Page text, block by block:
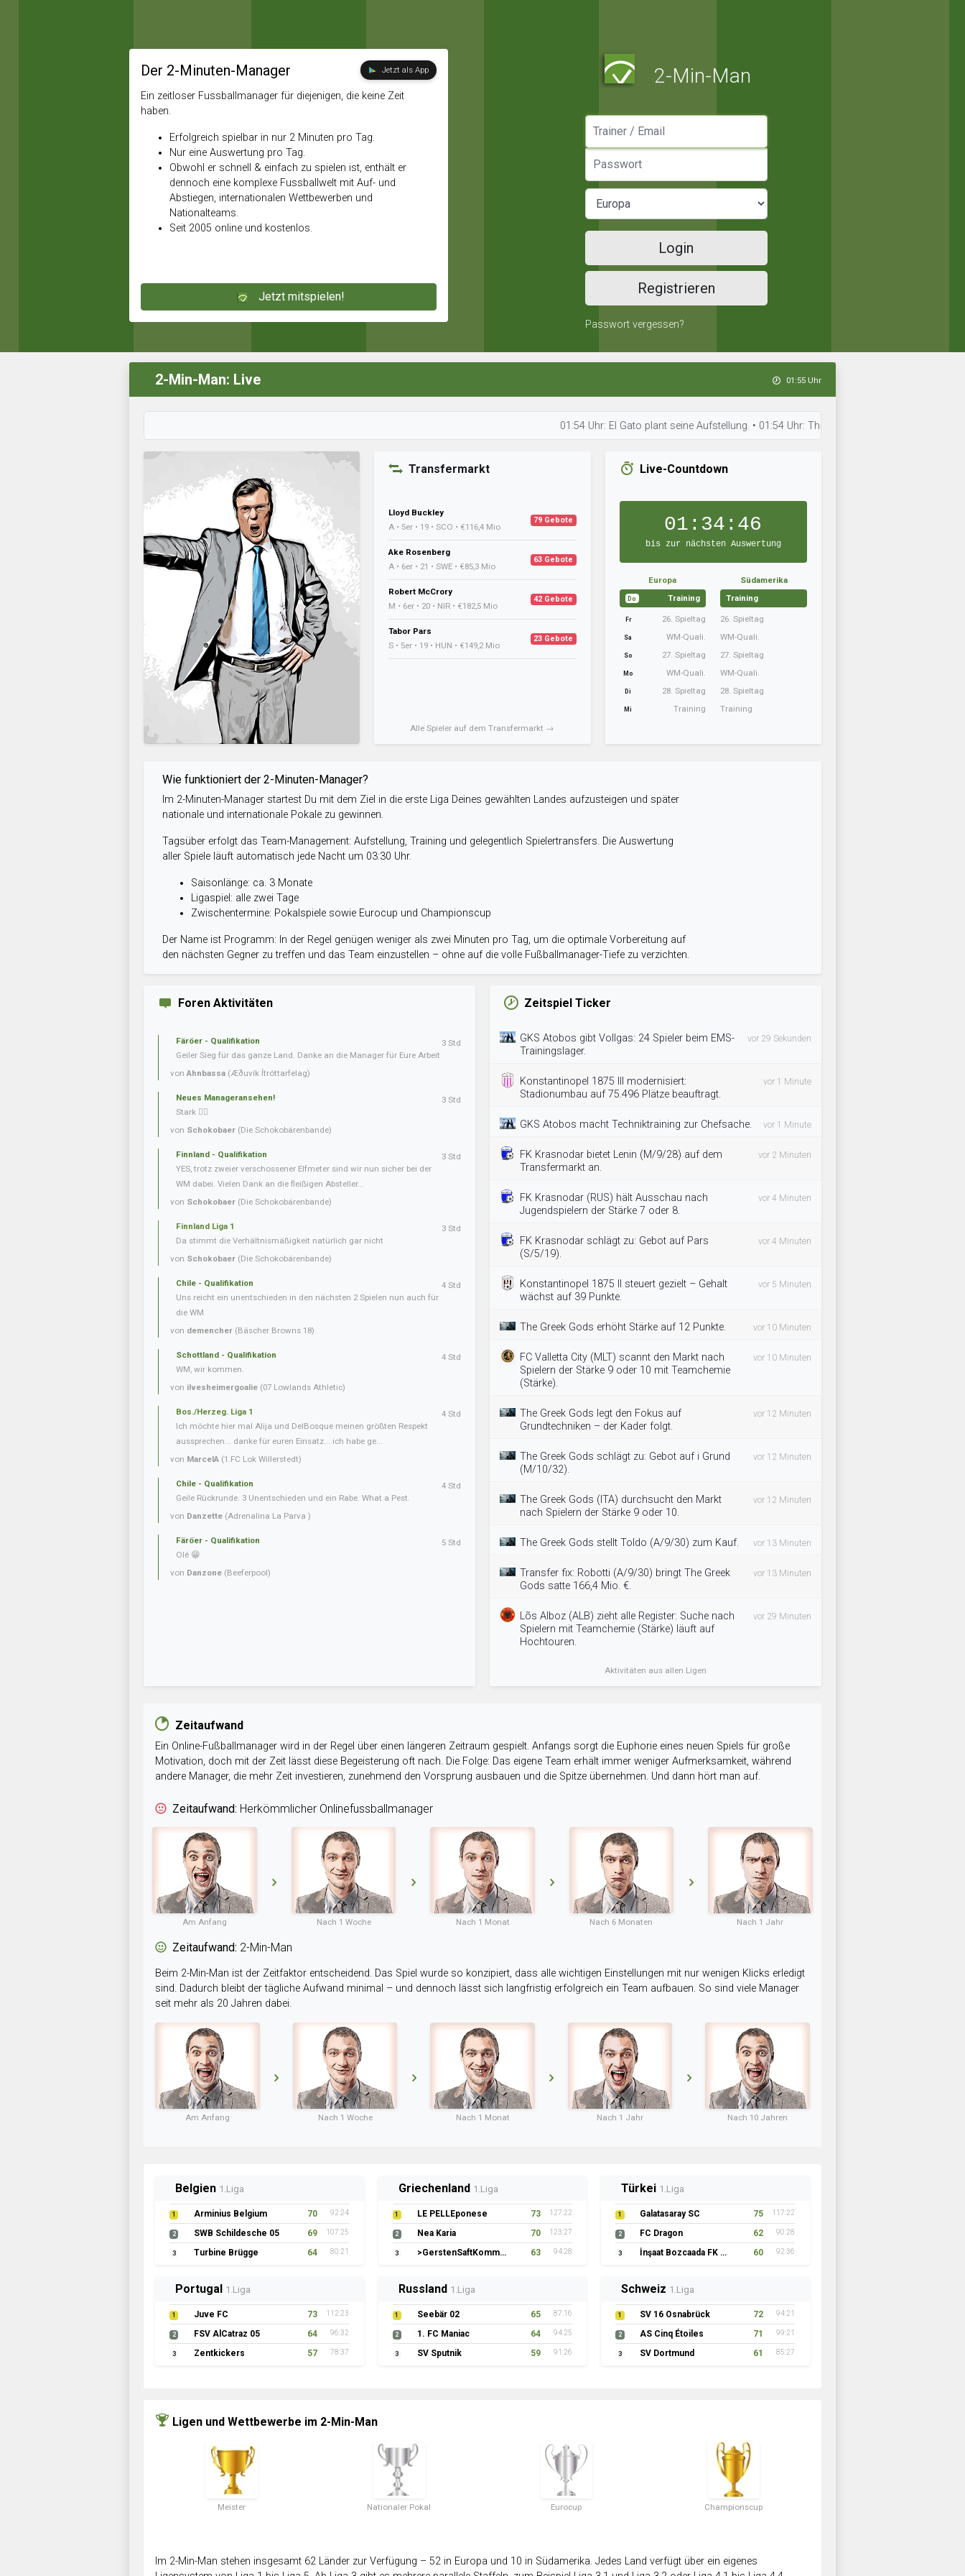
Der 2-Minuten-Manager Jetzt als App
Ein zeitloser Fussballmanager für diejenigen, die keine Zeit
haben.
Erfolgreich spielbar in nur 2 Minuten pro Tag.
Nur eine Auswertung pro Tag.
Obwohl er schnell & einfach zu spielen ist, enthält er
dennoch eine komplexe Fussballwelt mit Auf- und
Abstiegen, internationalen Wettbewerben und
Nationalteams.
Seit 2005 online und kostenlos.
Jetzt mitspielen!
2-Min-Man
Login
Registrieren
Passwort vergessen?
2-Min-Man: Live 01:55 Uhr
01:54 Uhr: El Gato plant seine Aufstellung. • 01:54 Uhr: The Greek Gods hat neue Taktiken
Transfermarkt
Lloyd Buckley
A • 5er • 19 • SCO • €116,4 Mio
79 Gebote
Ake Rosenberg
A • 6er • 21 • SWE • €85,3 Mio
63 Gebote
Robert McCrory
M • 6er • 20 • NIR • €182,5 Mio
42 Gebote
Tabor Pars
S • 5er • 19 • HUN • €149,2 Mio
23 Gebote
Alle Spieler auf dem Transfermarkt →
Live-Countdown
01:34:46
bis zur nächsten Auswertung
Europa
Do Training
Fr 26. Spieltag
Sa WM-Quali.
So 27. Spieltag
Mo WM-Quali.
Di 28. Spieltag
Mi Training
Südamerika
Training
26. Spieltag
WM-Quali.
27. Spieltag
WM-Quali.
28. Spieltag
Training
Wie funktioniert der 2-Minuten-Manager?
Im 2-Minuten-Manager startest Du mit dem Ziel in die erste Liga Deines gewählten Landes aufzusteigen und später
nationale und internationale Pokale zu gewinnen.
Tagsüber erfolgt das Team-Management: Aufstellung, Training und gelegentlich Spielertransfers. Die Auswertung
aller Spiele läuft automatisch jede Nacht um 03:30 Uhr.
Saisonlänge: ca. 3 Monate
Ligaspiel: alle zwei Tage
Zwischentermine: Pokalspiele sowie Eurocup und Championscup
Der Name ist Programm: In der Regel genügen weniger als zwei Minuten pro Tag, um die optimale Vorbereitung auf
den nächsten Gegner zu treffen und das Team einzustellen – ohne auf die volle Fußballmanager-Tiefe zu verzichten.
Foren Aktivitäten
Färöer - Qualifikation
Geiler Sieg für das ganze Land. Danke an die Manager für Eure Arbeit
vonAhnbassa (Æðuvík Ítróttarfelag)
3 Std
Neues Manageransehen!
Stark 👍🏼
von Schokobaer (Die Schokobärenbande)
3 Std
Finnland - Qualifikation
YES, trotz zweier verschossener Elfmeter sind wir nun sicher bei der
WM dabei. Vielen Dank an die fleißigen Absteller...
von Schokobaer (Die Schokobärenbande)
3 Std
Finnland Liga 1
Da stimmt die Verhältnismäßigkeit natürlich gar nicht
von Schokobaer (Die Schokobärenbande)
3 Std
Chile - Qualifikation
Uns reicht ein unentschieden in den nächsten 2 Spielen nun auch für
die WM
von demencher (Bäscher Browns 18)
4 Std
Schottland - Qualifikation
WM, wir kommen.
von ilvesheimergoalie (07 Lowlands Athletic)
4 Std
Bos./Herzeg. Liga 1
Ich möchte hier mal Alija und DelBosque meinen größten Respekt
aussprechen... danke für euren Einsatz... ich habe ge...
von MarcelA (1.FC Lok Willerstedt)
4 Std
Chile - Qualifikation
Geile Rückrunde. 3 Unentschieden und ein Rabe. What a Pest.
von Danzette (Adrenalina La Parva )
4 Std
Färöer - Qualifikation
Olé 😁
von Danzone (Beeferpool)
5 Std
Zeitspiel Ticker
GKS Atobos gibt Vollgas: 24 Spieler beim EMS-
Trainingslager.
vor 29 Sekunden
Konstantinopel 1875 III modernisiert:
Stadionumbau auf 75.496 Plätze beauftragt.
vor 1 Minute
GKS Atobos macht Techniktraining zur Chefsache. vor 1 Minute
FK Krasnodar bietet Lenin (M/9/28) auf dem
Transfermarkt an.
vor 2 Minuten
FK Krasnodar (RUS) hält Ausschau nach
Jugendspielern der Stärke 7 oder 8.
vor 4 Minuten
FK Krasnodar schlägt zu: Gebot auf Pars
(S/5/19).
vor 4 Minuten
Konstantinopel 1875 II steuert gezielt – Gehalt
wächst auf 39 Punkte.
vor 5 Minuten
The Greek Gods erhöht Stärke auf 12 Punkte. vor 10 Minuten
FC Valletta City (MLT) scannt den Markt nach
Spielern der Stärke 9 oder 10 mit Teamchemie
(Stärke).
vor 10 Minuten
The Greek Gods legt den Fokus auf
Grundtechniken – der Kader folgt.
vor 12 Minuten
The Greek Gods schlägt zu: Gebot auf i Grund
(M/10/32).
vor 12 Minuten
The Greek Gods (ITA) durchsucht den Markt
nach Spielern der Stärke 9 oder 10.
vor 12 Minuten
The Greek Gods stellt Toldo (A/9/30) zum Kauf. vor 13 Minuten
Transfer fix: Robotti (A/9/30) bringt The Greek
Gods satte 166,4 Mio. €.
vor 13 Minuten
Lõs Alboz (ALB) zieht alle Register: Suche nach
Spielern mit Teamchemie (Stärke) läuft auf
Hochtouren.
vor 29 Minuten
Aktivitäten aus allen Ligen
Zeitaufwand
Ein Online-Fußballmanager wird in der Regel über einen längeren Zeitraum gespielt. Anfangs sorgt die Euphorie eines neuen Spiels für große
Motivation, doch mit der Zeit lässt diese Begeisterung oft nach. Die Folge: Das eigene Team erhält immer weniger Aufmerksamkeit, während
andere Manager, die mehr Zeit investieren, zunehmend den Vorsprung ausbauen und die Spitze übernehmen. Und dann hört man auf.
Zeitaufwand: Herkömmlicher Onlinefussballmanager
Am Anfang Nach 1 Woche Nach 1 Monat Nach 6 Monaten Nach 1 Jahr
Zeitaufwand: 2-Min-Man
Beim 2-Min-Man ist der Zeitfaktor entscheidend. Das Spiel wurde so konzipiert, dass alle wichtigen Einstellungen mit nur wenigen Klicks erledigt
sind. Dadurch bleibt der tägliche Aufwand minimal – und dennoch lässt sich langfristig erfolgreich ein Team aufbauen. So sind viele Manager
seit mehr als 20 Jahren dabei.
Am Anfang Nach 1 Woche Nach 1 Monat Nach 1 Jahr Nach 10 Jahren
Belgien 1.Liga
1 Arminius Belgium 70 92:24
2 SWB Schildesche 05 69 107:25
3 Turbine Brügge 64 80:21
Griechenland 1.Liga
1 LE PELLEponese 73 127:22
2 Nea Karia 70 123:27
3 >GerstenSaftKommando 63 94:28
Türkei 1.Liga
1 Galatasaray SC 75 117:22
2 FC Dragon 62 90:28
3 İnşaat Bozcaada FK 1957 60 92:36
Portugal 1.Liga
1 Juve FC 73 112:23
2 FSV AlCatraz 05 64 96:32
3 Zentkickers 57 78:37
Russland 1.Liga
1 Seebär 02 65 87:16
2 1. FC Maniac 64 94:25
3 SV Sputnik 59 91:26
Schweiz 1.Liga
1 SV 16 Osnabrück 72 94:21
2 AS Cinq Étoiles 71 99:21
3 SV Dortmund 61 85:27
Ligen und Wettbewerbe im 2-Min-Man
Meister Nationaler Pokal Eurocup Championscup
Im 2-Min-Man stehen insgesamt 62 Länder zur Verfügung – 52 in Europa und 10 in Südamerika. Jedes Land verfügt über ein eigenes